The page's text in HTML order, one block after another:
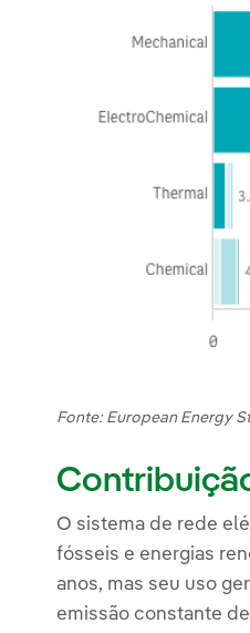
Fonte: European Energy
O sistema de rede
fósseis e energias
anos, mas seu uso
emissão constante